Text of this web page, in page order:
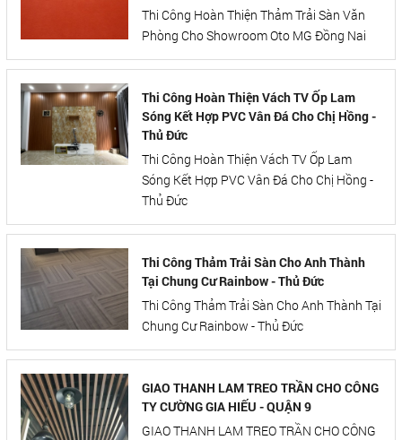
Thi Công Hoàn Thiện Thảm Trải Sàn Văn
Phòng Cho Showroom Oto MG Đồng Nai
Thi Công Hoàn Thiện Vách TV Ốp Lam
Sóng Kết Hợp PVC Vân Đá Cho Chị Hồng -
Thủ Đức
Thi Công Hoàn Thiện Vách TV Ốp Lam
Sóng Kết Hợp PVC Vân Đá Cho Chị Hồng -
Thủ Đức
Thi Công Thảm Trải Sàn Cho Anh Thành
Tại Chung Cư Rainbow - Thủ Đức
Thi Công Thảm Trải Sàn Cho Anh Thành Tại
Chung Cư Rainbow - Thủ Đức
GIAO THANH LAM TREO TRẦN CHO CÔNG
TY CƯỜNG GIA HIẾU - QUẬN 9
GIAO THANH LAM TREO TRẦN CHO CÔNG